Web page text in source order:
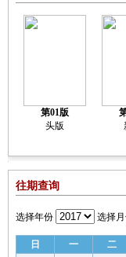
第01版
头版
往期查询
选择年份 选择
日 一 二